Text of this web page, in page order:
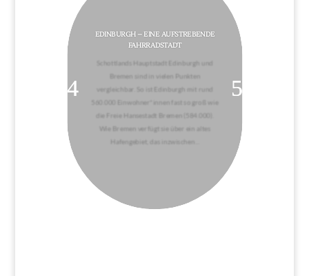
EDINBURGH – EINE AUFSTREBENDE
FAHRRADSTADT
Schottlands Hauptstadt Edinburgh und
Bremen sind in vielen Punkten
vergleichbar. So ist Edinburgh mit rund
560.000 Einwohner*innen fast so groß wie
die Freie Hansestadt Bremen (584.000).
Wie Bremen verfügt sie über ein altes
Hafengebiet, das inzwischen...